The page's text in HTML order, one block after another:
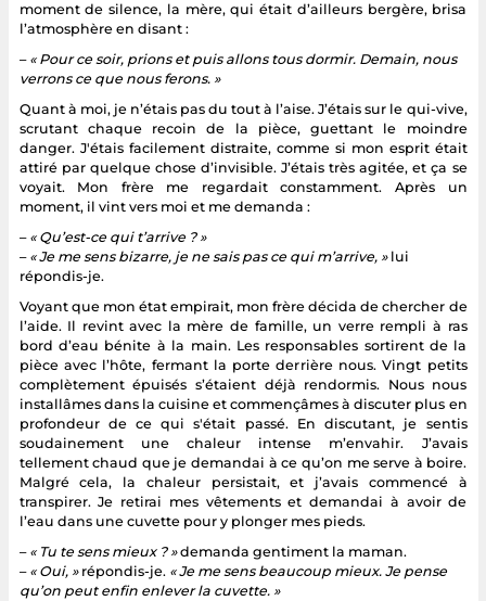
moment de silence, la mère, qui était d’ailleurs bergère, brisa
l’atmosphère en disant :
– « Pour ce soir, prions et puis allons tous dormir. Demain, nous
verrons ce que nous ferons. »
Quant à moi, je n’étais pas du tout à l’aise. J’étais sur le qui-vive,
scrutant chaque recoin de la pièce, guettant le moindre
danger. J'étais facilement distraite, comme si mon esprit était
attiré par quelque chose d’invisible. J’étais très agitée, et ça se
voyait. Mon frère me regardait constamment. Après un
moment, il vint vers moi et me demanda :
– « Qu’est-ce qui t’arrive ? »
–« Je me sens bizarre, je ne sais pas ce qui m’arrive, »lui
répondis-je.
Voyant que mon état empirait, mon frère décida de chercher de
l’aide. Il revint avec la mère de famille, un verre rempli à ras
bord d’eau bénite à la main. Les responsables sortirent de la
pièce avec l’hôte, fermant la porte derrière nous. Vingt petits
complètement épuisés s’étaient déjà rendormis. Nous nous
installâmes dans la cuisine et commençâmes à discuter plus en
profondeur de ce qui s'était passé. En discutant, je sentis
soudainement une chaleur intense m’envahir. J’avais
tellement chaud que je demandai à ce qu’on me serve à boire.
Malgré cela, la chaleur persistait, et j’avais commencé à
transpirer. Je retirai mes vêtements et demandai à avoir de
l’eau dans une cuvette pour y plonger mes pieds.
–« Tu te sens mieux ? »demanda gentiment la maman.
–« Oui, »répondis-je.« Je me sens beaucoup mieux. Je pense
qu’on peut enfin enlever la cuvette. »